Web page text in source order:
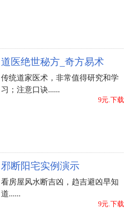
道医绝世秘方_奇方易术
传统道家医术，非常值得研究和学
习；注意口诀......
9元.下载
邪断阳宅实例演示
看房屋风水断吉凶，趋吉避凶早知
道......
9元.下载